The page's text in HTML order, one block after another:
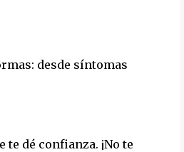
desde síntomas
dé confianza. ¡No te